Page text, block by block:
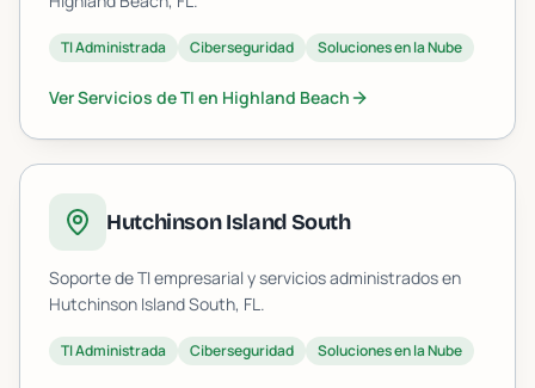
TI Administrada Ciberseguridad Soluciones en la Nube
Ver Servicios de TI en Highland Beach
Hutchinson Island South
Soporte de TI empresarial y servicios administrados en
Hutchinson Island South, FL.
TI Administrada Ciberseguridad Soluciones en la Nube